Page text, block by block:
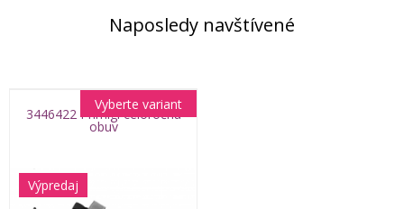
Naposledy navštívené
3446422 Primigi celoročná
obuv
Výpredaj
Vyberte variant